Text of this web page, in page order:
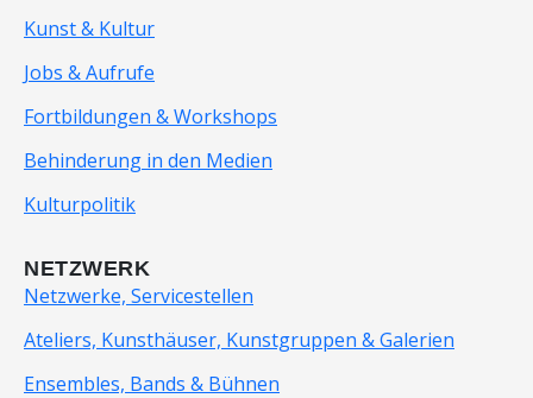
Kunst & Kultur
Jobs & Aufrufe
Fortbildungen & Workshops
Behinderung in den Medien
Kulturpolitik
NETZWERK
Netzwerke, Servicestellen
Ateliers, Kunsthäuser, Kunstgruppen & Galerien
Ensembles, Bands & Bühnen